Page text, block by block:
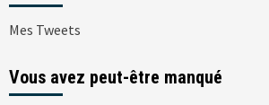
Mes Tweets
Vous avez peut-être manqué